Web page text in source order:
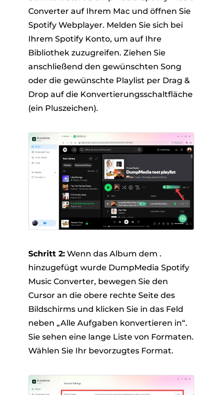
Converter auf Ihrem Mac und öffnen Sie
Spotify Webplayer. Melden Sie sich bei
Ihrem Spotify Konto, um auf Ihre
Bibliothek zuzugreifen. Ziehen Sie
anschließend den gewünschten Song
oder die gewünschte Playlist per Drag &
Drop auf die Konvertierungsschaltfläche
(ein Pluszeichen).
Schritt 2:Wenn das Album dem .
hinzugefügt wurde DumpMedia Spotify
Music Converter, bewegen Sie den
Cursor an die obere rechte Seite des
Bildschirms und klicken Sie in das Feld
neben „Alle Aufgaben konvertieren in“.
Sie sehen eine lange Liste von Formaten.
Wählen Sie Ihr bevorzugtes Format.